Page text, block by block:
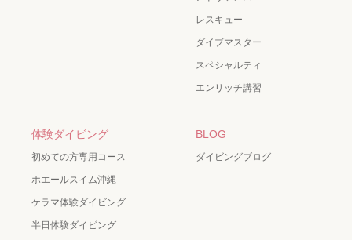
レスキュー
ダイブマスター
スペシャルティ
エンリッチ講習
体験ダイビング
初めての方専用コース
ホエールスイム沖縄
ケラマ体験ダイビング
半日体験ダイビング
BLOG
ダイビングブログ